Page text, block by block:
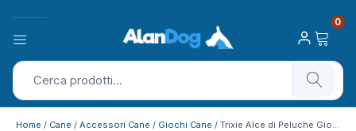
0
Home / Cane / Accessori Cane / Giochi Cane / Trixie Alce di Peluche Gioco per Cani